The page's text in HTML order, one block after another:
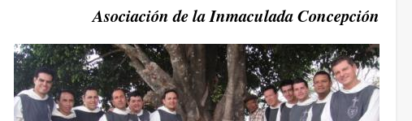
Asociación de la Inmaculada Concepción